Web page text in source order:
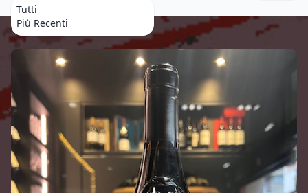
Tutti
Più Recenti
Prodotti